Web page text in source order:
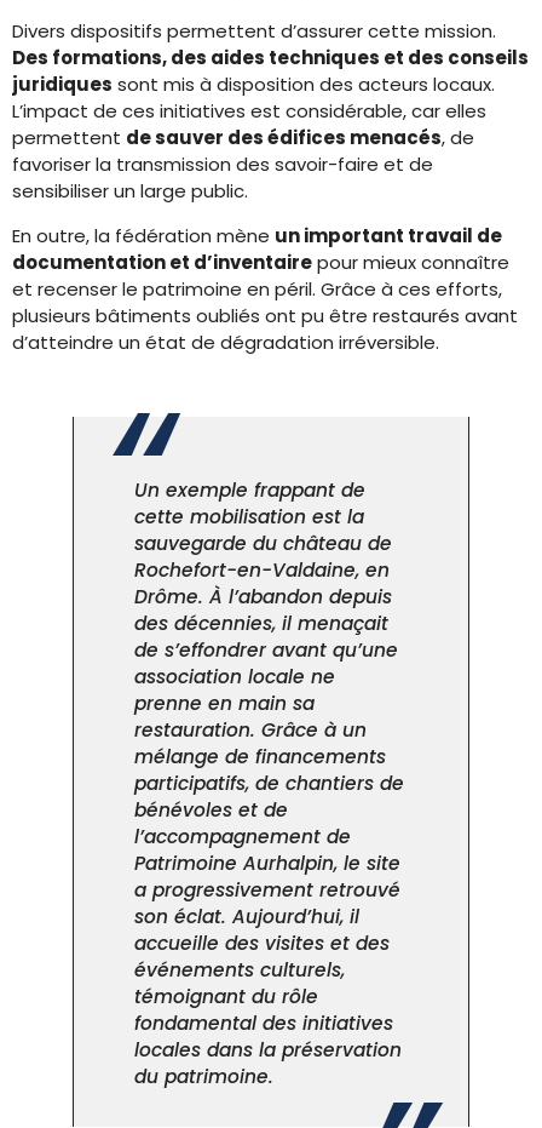
Divers dispositifs permettent d’assurer cette mission.
Des formations, des aides techniques et des conseils
juridiques sont mis à disposition des acteurs locaux.
L’impact de ces initiatives est considérable, car elles
permettent de sauver des édifices menacés, de
favoriser la transmission des savoir-faire et de
sensibiliser un large public.
En outre, la fédération mène un important travail de
documentation et d’inventairepour mieux connaître
et recenser le patrimoine en péril. Grâce à ces efforts,
plusieurs bâtiments oubliés ont pu être restaurés avant
d’atteindre un état de dégradation irréversible.
Un exemple frappant de
cette mobilisation est la
sauvegarde du château de
Rochefort-en-Valdaine, en
Drôme. À l’abandon depuis
des décennies, il menaçait
de s’effondrer avant qu’une
association locale ne
prenne en main sa
restauration. Grâce à un
mélange de financements
participatifs, de chantiers de
bénévoles et de
l’accompagnement de
Patrimoine Aurhalpin, le site
a progressivement retrouvé
son éclat. Aujourd’hui, il
accueille des visites et des
événements culturels,
témoignant du rôle
fondamental des initiatives
locales dans la préservation
du patrimoine.